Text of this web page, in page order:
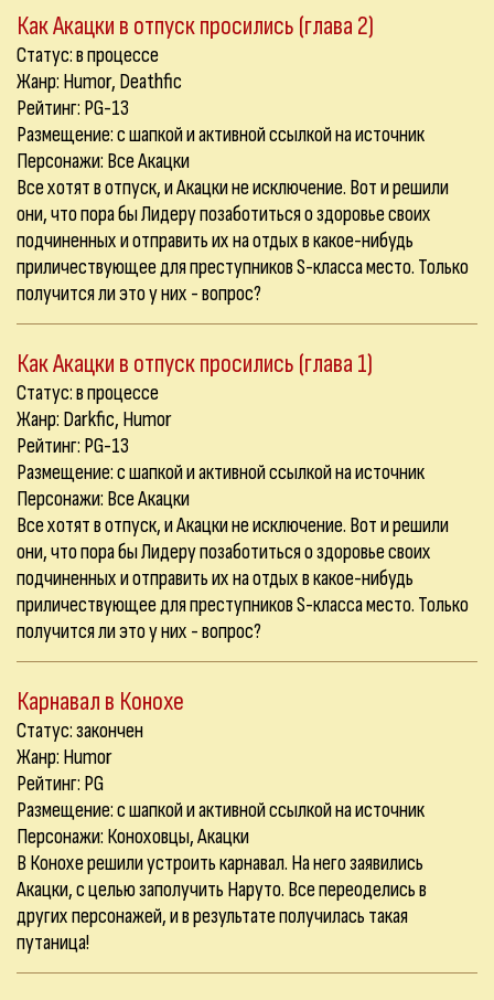
Как Акацки в отпуск просились (глава 2)
Статус: в процессе
Жанр: Humor, Deathfic
Рейтинг: PG-13
Размещение: с шапкой и активной ссылкой на источник
Персонажи: Все Акацки
Все хотят в отпуск, и Акацки не исключение. Вот и решили
они, что пора бы Лидеру позаботиться о здоровье своих
подчиненных и отправить их на отдых в какое-нибудь
приличествующее для преступников S-класса место. Только
получится ли это у них - вопрос?
Как Акацки в отпуск просились (глава 1)
Статус: в процессе
Жанр: Darkfic, Humor
Рейтинг: PG-13
Размещение: с шапкой и активной ссылкой на источник
Персонажи: Все Акацки
Все хотят в отпуск, и Акацки не исключение. Вот и решили
они, что пора бы Лидеру позаботиться о здоровье своих
подчиненных и отправить их на отдых в какое-нибудь
приличествующее для преступников S-класса место. Только
получится ли это у них - вопрос?
Карнавал в Конохе
Статус: закончен
Жанр: Humor
Рейтинг: PG
Размещение: с шапкой и активной ссылкой на источник
Персонажи: Коноховцы, Акацки
В Конохе решили устроить карнавал. На него заявились
Акацки, с целью заполучить Наруто. Все переоделись в
других персонажей, и в результате получилась такая
путаница!